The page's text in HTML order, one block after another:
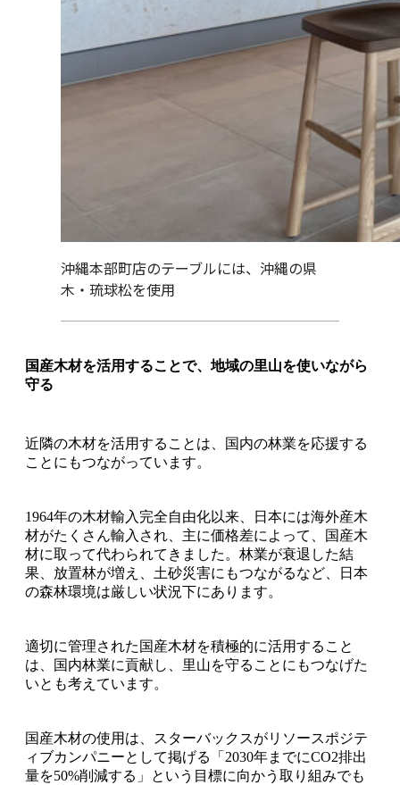
沖縄本部町店のテーブルには、沖縄の県
木・琉球松を使用
国産木材を活用することで、地域の里山を使いながら
守る
近隣の木材を活用することは、国内の林業を応援する
ことにもつながっています。
1964年の木材輸入完全自由化以来、日本には海外産木
材がたくさん輸入され、主に価格差によって、国産木
材に取って代わられてきました。林業が衰退した結
果、放置林が増え、土砂災害にもつながるなど、日本
の森林環境は厳しい状況下にあります。
適切に管理された国産木材を積極的に活用すること
は、国内林業に貢献し、里山を守ることにもつなげた
いとも考えています。
国産木材の使用は、スターバックスがリソースポジテ
ィブカンパニーとして掲げる「2030年までにCO2排出
量を50%削減する」という目標に向かう取り組みでも